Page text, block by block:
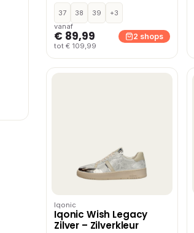
37 38 39
+3
vanaf
€ 89,99
tot € 109,99
2 shops
Iqonic
Iqonic Wish Legacy
Zilver – Zilverkleur